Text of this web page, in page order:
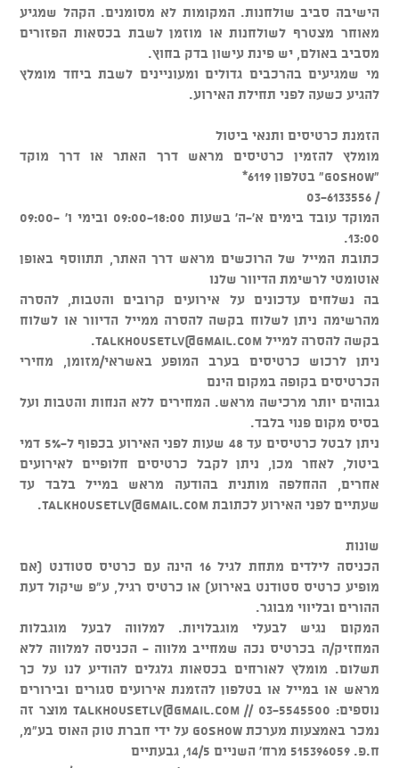
הישיבה סביב שולחנות. המקומות לא מסומנים. הקהל שמגיע
מאוחר מצטרף לשולחנות או מוזמן לשבת בכסאות הפזורים
מסביב באולם, יש פינת עישון בדק בחוץ.
מי שמגיעים בהרכבים גדולים ומעוניינים לשבת ביחד מומלץ
להגיע כשעה לפני תחילת האירוע.
הזמנת כרטיסים ותנאי ביטול
מומלץ להזמין כרטיסים מראש דרך האתר או דרך מוקד
"GOSHOW" בטלפון 6119*
/ 03-6133556
המוקד עובד בימים א'-ה' בשעות 09:00-18:00 ובימי ו' 09:00-
13:00.
כתובת המייל של הרוכשים מראש דרך האתר, תתווסף באופן
אוטומטי לרשימת הדיוור שלנו
בה נשלחים עדכונים על אירועים קרובים והטבות, להסרה
מהרשימה ניתן לשלוח בקשה להסרה ממייל הדיוור או לשלוח
בקשה להסרה למיילtalkhousetlv@gmail.com
.
ניתן לרכוש כרטיסים בערב המופע באשראי/מזומן, מחירי
הכרטיסים בקופה במקום הינם
גבוהים יותר מרכישה מראש. המחירים ללא הנחות והטבות ועל
בסיס מקום פנוי בלבד.
ניתן לבטל כרטיסים עד 48 שעות לפני האירוע בכפוף ל-5% דמי
ביטול, לאחר מכן, ניתן לקבל כרטיסים חלופיים לאירועים
אחרים, ההחלפה מותנית בהודעה מראש במייל בלבד עד
שעתיים לפני האירוע לכתובתtalkhousetlv@gmail.com
.
שונות
הכניסה לילדים מתחת לגיל 16 הינה עם כרטיס סטודנט (אם
מופיע כרטיס סטודנט באירוע) או כרטיס רגיל, ע"פ שיקול דעת
ההורים ובליווי מבוגר.
המקום נגיש לבעלי מוגבלויות. למלווה לבעל מוגבלות
המחזיק/ה בכרטיס נכה שמחייב מלווה - הכניסה למלווה ללא
תשלום. מומלץ לאורחים בכסאות גלגלים להודיע לנו על כך
מראש או במייל או בטלפון להזמנת אירועים סגורים ובירורים
נוספים: 03-5545500 //
talkhousetlv@gmail.com מוצר זה
נמכר באמצעות מערכת GOSHOW על ידי חברת טוק האוס בע"מ,
ח.פ. 515396059 מרח' השניים 14/5, גבעתיים